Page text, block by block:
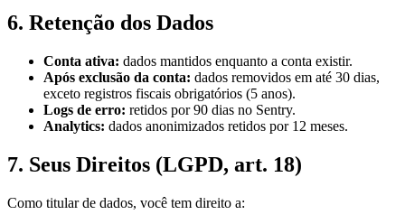
6. Retenção dos Dados
Conta ativa: dados mantidos enquanto a conta existir.
Após exclusão da conta: dados removidos em até 30 dias,
exceto registros fiscais obrigatórios (5 anos).
Logs de erro: retidos por 90 dias no Sentry.
Analytics: dados anonimizados retidos por 12 meses.
7. Seus Direitos (LGPD, art. 18)
Como titular de dados, você tem direito a: